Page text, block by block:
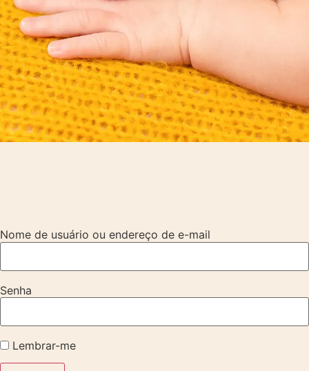
Nome de usuário ou endereço de e-mail
Senha
Lembrar-me